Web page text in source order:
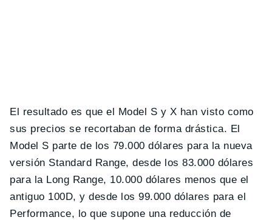
El resultado es que el Model S y X han visto como
sus precios se recortaban de forma drástica. El
Model S parte de los 79.000 dólares para la nueva
versión Standard Range, desde los 83.000 dólares
para la Long Range, 10.000 dólares menos que el
antiguo 100D, y desde los 99.000 dólares para el
Performance, lo que supone una reducción de